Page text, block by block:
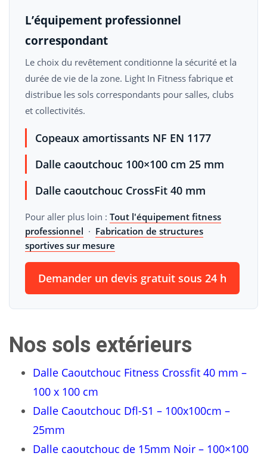
L’équipement professionnel
correspondant
Le choix du revêtement conditionne la sécurité et la
durée de vie de la zone. Light In Fitness fabrique et
distribue les sols correspondants pour salles, clubs
et collectivités.
Copeaux amortissants NF EN 1177
Dalle caoutchouc 100×100 cm 25 mm
Dalle caoutchouc CrossFit 40 mm
Pour aller plus loin : Tout l'équipement fitness
professionnel · Fabrication de structures
sportives sur mesure
Demander un devis gratuit sous 24 h
Nos sols extérieurs
Dalle Caoutchouc Fitness Crossfit 40 mm –
100 x 100 cm
Dalle Caoutchouc Dfl-S1 – 100x100cm –
25mm
Dalle caoutchouc de 15mm Noir – 100×100